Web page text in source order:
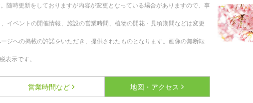
随時更新をしておりますが内容が変更となっている場合がありますので、事
イベントの開催情報、施設の営業時間、植物の開花・見頃期間などは変更
ジへの掲載の許諾をいただき、提供されたものとなります。画像の無断転
示です。
営業時間など 地図・アクセス